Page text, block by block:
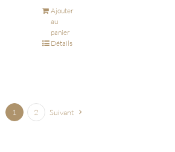
Ajouter
au
panier
Détails
1 2 Suivant